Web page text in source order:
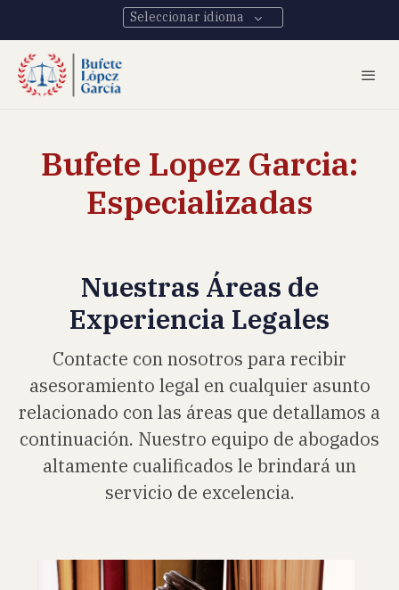
Seleccionar idioma
Bufete Lopez Garcia:
Especializadas
Nuestras Áreas de
Experiencia Legales
Contacte con nosotros para recibir
asesoramiento legal en cualquier asunto
relacionado con las áreas que detallamos a
continuación. Nuestro equipo de abogados
altamente cualificados le brindará un
servicio de excelencia.